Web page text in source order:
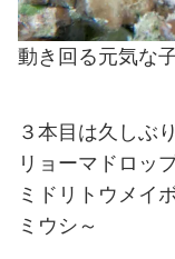
動き回る元気な
３本目は久しぶ
リョーマドロッ
ミドリトウメイ
ミウシ～